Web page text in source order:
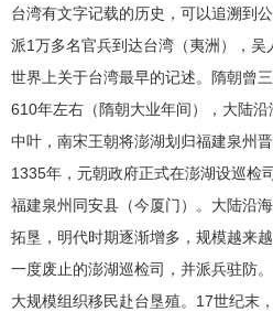
台湾有文字记载的历史，可以追溯到
派1万多名官兵到达台湾（夷洲），吴
世界上关于台湾最早的记述。隋朝曾
610年左右（隋朝大业年间），大陆
中叶，南宋王朝将澎湖划归福建泉州
1335年，元朝政府正式在澎湖设巡检
福建泉州同安县（今厦门）。大陆沿
拓垦，明代时期逐渐增多，规模越来
一度废止的澎湖巡检司，并派兵驻防
大规模组织移民赴台垦殖。17世纪末